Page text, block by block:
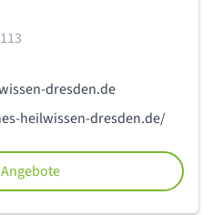
dresden.de
heilwissen-dresden.de/